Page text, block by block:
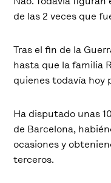
de las 2 veces que
Tras el fin de la
hasta que la familia
quienes todavía hoy
Ha disputado unas
de Barcelona,
ocasiones y
terceros.